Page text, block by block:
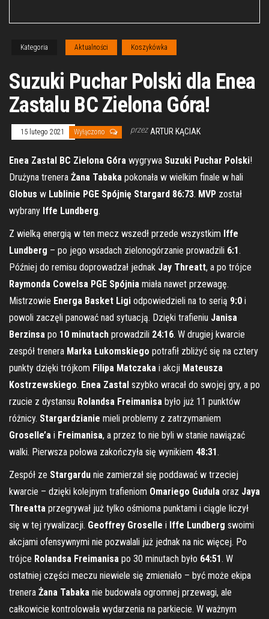
Kategoria Aktualności Koszykówka
Suzuki Puchar Polski dla Enea
Zastalu BC Zielona Góra!
15 lutego 2021 Wyłączono przez ARTUR KĄCIAK
Enea Zastal BC Zielona Góra wygrywa Suzuki Puchar Polski!
Drużyna trenera Żana Tabaka pokonała w wielkim finale w hali
Globus w Lublinie PGE Spójnię Stargard 86:73. MVP został
wybrany Iffe Lundberg.
Z wielką energią w ten mecz wszedł przede wszystkim Iffe
Lundberg – po jego wsadach zielonogórzanie prowadzili 6:1.
Później do remisu doprowadzał jednak Jay Threatt, a po trójce
Raymonda Cowelsa PGE Spójnia miała nawet przewagę.
Mistrzowie Energa Basket Ligi odpowiedzieli na to serią 9:0 i
powoli zaczęli panować nad sytuacją. Dzięki trafieniu Janisa
Berzinsa po 10 minutach prowadzili 24:16. W drugiej kwarcie
zespół trenera Marka Łukomskiego potrafił zbliżyć się na cztery
punkty dzięki trójkom Filipa Matczaka i akcji Mateusza
Kostrzewskiego. Enea Zastal szybko wracał do swojej gry, a po
rzucie z dystansu Rolandsa Freimanisa było już 11 punktów
różnicy. Stargardzianie mieli problemy z zatrzymaniem
Groselle’a i Freimanisa, a przez to nie byli w stanie nawiązać
walki. Pierwsza połowa zakończyła się wynikiem 48:31.
Zespół ze Stargardu nie zamierzał się poddawać w trzeciej
kwarcie – dzięki kolejnym trafieniom Omariego Gudula oraz Jaya
Threatta przegrywał już tylko ośmioma punktami i ciągle liczył
się w tej rywalizacji. Geoffrey Groselle i Iffe Lundberg swoimi
akcjami ofensywnymi nie pozwalali już jednak na nic więcej. Po
trójce Rolandsa Freimanisa po 30 minutach było 64:51. W
ostatniej części meczu niewiele się zmieniało – być może ekipa
trenera Żana Tabaka nie budowała ogromnej przewagi, ale
całkowicie kontrolowała wydarzenia na parkiecie. W ważnym